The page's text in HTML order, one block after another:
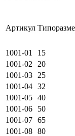
Артикул
1001-01
15
1001-02
20
1001-03
25
1001-04 32
1001-05 40
1001-06
50
1001-07 65
1001-08 80